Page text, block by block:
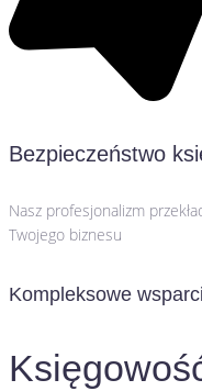
Bezpieczeństwo
Nasz profesjonalizm
Twojego biznesu
Kompleksowe